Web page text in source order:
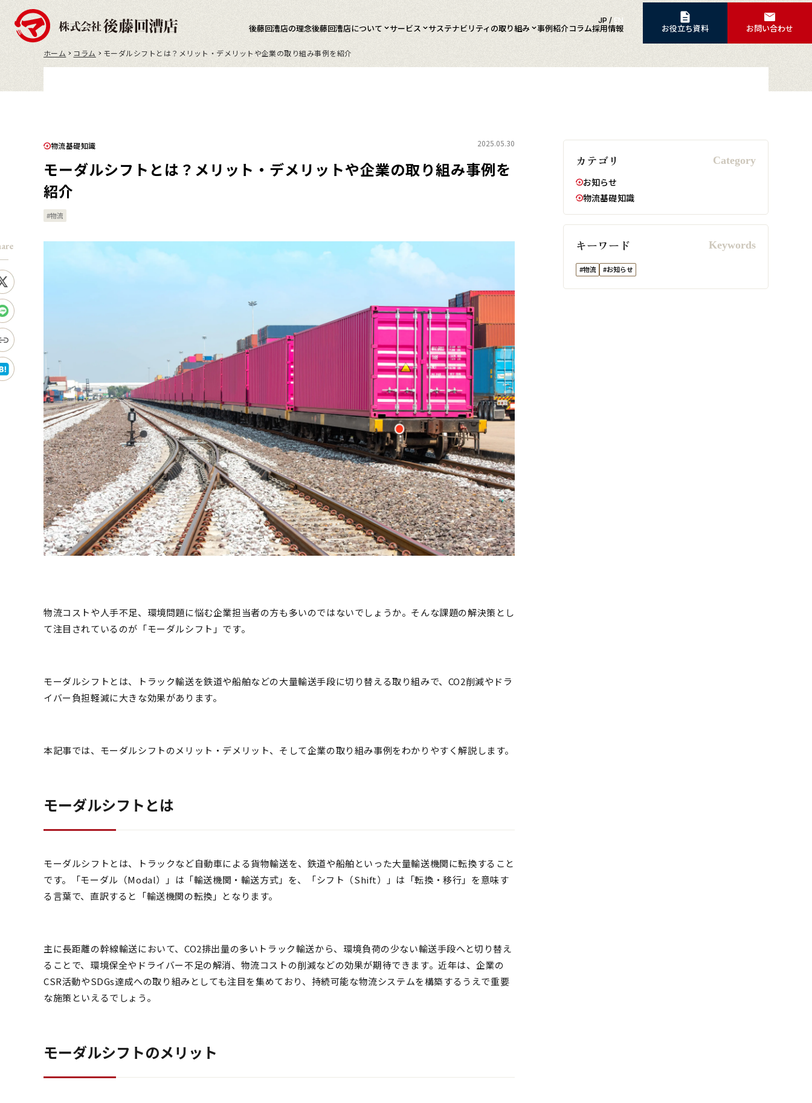
JP/ EN
後藤回漕店の理念後藤回漕店について サービス サステナビリティの取り組み 事例紹介コラム採用情報 お役立ち資料 お問い合わせ
ホーム コラム モーダルシフトとは？メリット・デメリットや企業の取り組み事例を紹介
物流基礎知識 2025.05.30
モーダルシフトとは？メリット・デメリットや企業の取り組み事例を
紹介
#物流
物流コストや人手不足、環境問題に悩む企業担当者の方も多いのではないでしょうか。そんな課題の解決策とし
て注目されているのが「モーダルシフト」です。
モーダルシフトとは、トラック輸送を鉄道や船舶などの大量輸送手段に切り替える取り組みで、CO2削減やドラ
イバー負担軽減に大きな効果があります。
本記事では、モーダルシフトのメリット・デメリット、そして企業の取り組み事例をわかりやすく解説します。
モーダルシフトとは
モーダルシフトとは、トラックなど自動車による貨物輸送を、鉄道や船舶といった大量輸送機関に転換すること
です。「モーダル（Modal）」は「輸送機関・輸送方式」を、「シフト（Shift）」は「転換・移行」を意味す
る言葉で、直訳すると「輸送機関の転換」となります。
主に長距離の幹線輸送において、CO2排出量の多いトラック輸送から、環境負荷の少ない輸送手段へと切り替え
ることで、環境保全やドライバー不足の解消、物流コストの削減などの効果が期待できます。近年は、企業の
CSR活動やSDGs達成への取り組みとしても注目を集めており、持続可能な物流システムを構築するうえで重要
な施策といえるでしょう。
モーダルシフトのメリット
カテゴリ
お知らせ
物流基礎知識
キーワード
#物流 #お知らせ